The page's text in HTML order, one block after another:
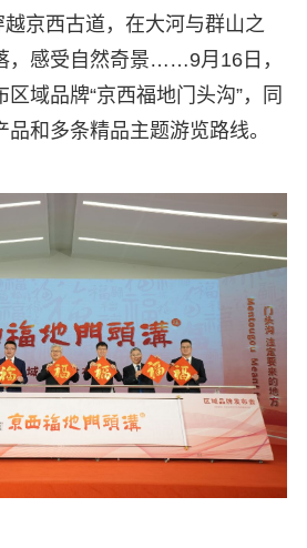
京西古道，在大河与群山之
，感受自然奇景……9月16日，
域品牌“京西福地门头沟”，同
和多条精品主题游览路线。